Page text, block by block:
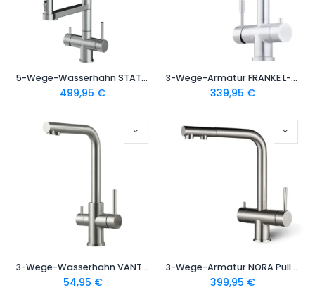
5-Wege-Wasserhahn STATEMENT aus 304-Edelstahl | ausziehbare Brause | kompatibel mit untertisch Wassersprudlern | deutsche Qualitätsmarke
499,95 €
3-Wege-Armatur FRANKE L-Auslauf in Edelstahl Massiv
339,95 €
3-Wege-Wasserhahn VANTO INOX Edelstahl massiv | L-Auslauf, C-Auslauf, U-Auslauf
54,95 €
3-Wege-Armatur NORA Pullout L-Auslauf | Farben: Edelstahl gebürstet, Schwarz
399,95 €